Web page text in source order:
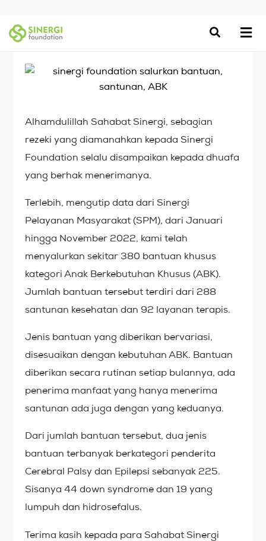
Alhamdulillah Sahabat Sinergi, sebagian
rezeki yang diamanahkan kepada Sinergi
Foundation selalu disampaikan kepada dhuafa
yang berhak menerimanya.
Terlebih, mengutip data dari Sinergi
Pelayanan Masyarakat (SPM), dari Januari
hingga November 2022, kami telah
menyalurkan sekitar 380 bantuan khusus
kategori Anak Berkebutuhan Khusus (ABK).
Jumlah bantuan tersebut terdiri dari 288
santunan kesehatan dan 92 layanan terapis.
Jenis bantuan yang diberikan bervariasi,
disesuaikan dengan kebutuhan ABK. Bantuan
diberikan secara rutinan setiap bulannya, ada
penerima manfaat yang hanya menerima
santunan ada juga dengan yang keduanya.
Dari jumlah bantuan tersebut, dua jenis
bantuan terbanyak berkategori penderita
Cerebral Palsy dan Epilepsi sebanyak 225.
Sisanya 44 down syndrome dan 19 yang
lumpuh dan hidrosefalus.
Terima kasih kepada para Sahabat Sinergi